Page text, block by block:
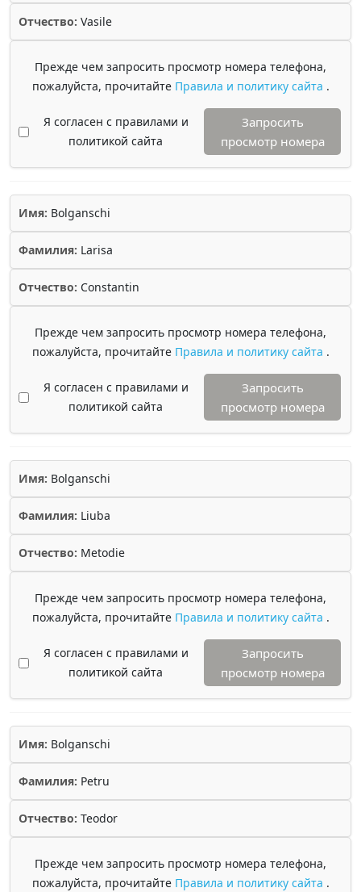
Отчество: Vasile
Прежде чем запросить просмотр номера телефона,
пожалуйста, прочитайте Правила и политику сайта .
Я согласен с правилами и
политикой сайта
Запросить
просмотр номера
Имя: Bolganschi
Фамилия: Larisa
Отчество: Constantin
Прежде чем запросить просмотр номера телефона,
пожалуйста, прочитайте Правила и политику сайта .
Я согласен с правилами и
политикой сайта
Запросить
просмотр номера
Имя: Bolganschi
Фамилия: Liuba
Отчество: Metodie
Прежде чем запросить просмотр номера телефона,
пожалуйста, прочитайте Правила и политику сайта .
Я согласен с правилами и
политикой сайта
Запросить
просмотр номера
Имя: Bolganschi
Фамилия: Petru
Отчество: Teodor
Прежде чем запросить просмотр номера телефона,
пожалуйста, прочитайте Правила и политику сайта .